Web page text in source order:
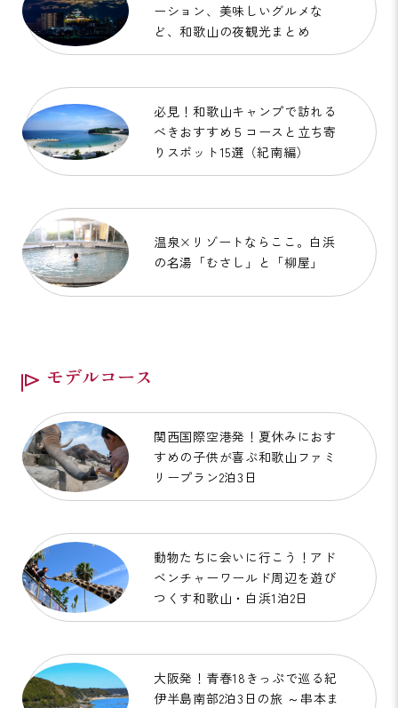
ーション、美味しいグルメな
ど、和歌山の夜観光まとめ
必見！和歌山キャンプで訪れる
べきおすすめ５コースと立ち寄
りスポット15選（紀南編）
温泉×リゾートならここ。白浜
の名湯「むさし」と「柳屋」
モデルコース
関西国際空港発！夏休みにおす
すめの子供が喜ぶ和歌山ファミ
リープラン2泊3日
動物たちに会いに行こう！アド
ベンチャーワールド周辺を遊び
つくす和歌山・白浜1泊2日
大阪発！青春18きっぷで巡る紀
伊半島南部2泊3日の旅 ～串本ま